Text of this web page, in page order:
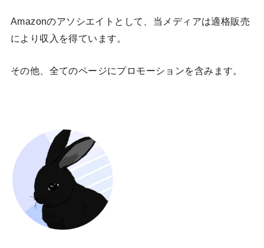
Amazonのアソシエイトとして、当メディアは適格販売
により収入を得ています。
その他、全てのページにプロモーションを含みます。